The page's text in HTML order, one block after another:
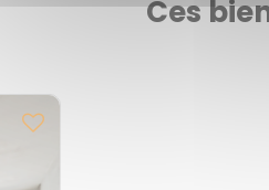
Ces